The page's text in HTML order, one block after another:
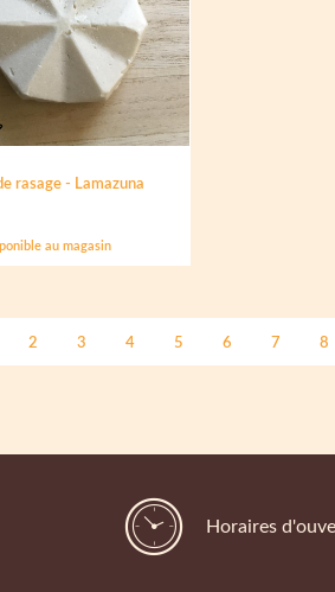
rasage - Lamazuna
au magasin
2 3 4 5 6 7 8
Horaires